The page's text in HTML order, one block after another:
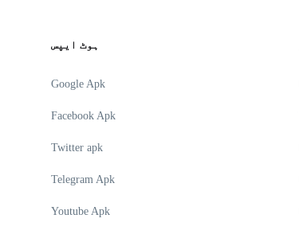
ہوٹ ایپس
Google Apk
Facebook Apk
Twitter apk
Telegram Apk
Youtube Apk